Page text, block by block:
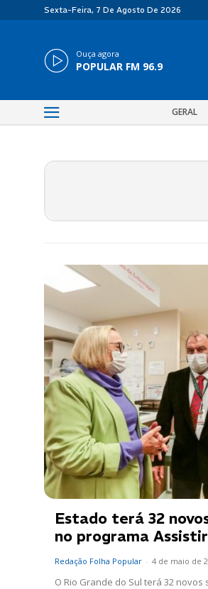
Sexta-Feira, 7 De Agosto De 2026
Ouça agora
POPULAR FM 96.9
GERAL
Estado terá 32
no programa Assistir
Redação Folha Popular - 4 de maio de
O Rio Grande do Sul terá 32